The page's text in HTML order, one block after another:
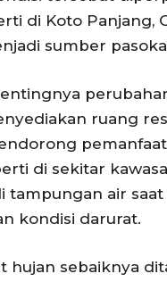
di Koto Panjang,
sumber
ruang
di sekitar
tampungan air
kondisi darurat.
hujan sebaiknya